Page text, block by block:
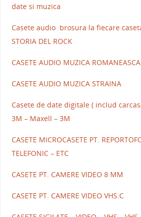
date si muzica
Casete audio brosura la fiecare
STORIA DEL ROCK
CASETE AUDIO MUZICA ROMANEASCA
CASETE AUDIO MUZICA STRAINA
Casete de date digitale ( includ
3M – Maxell – 3M
CASETE MICROCASETE PT.
TELEFONIC – ETC
CASETE PT. CAMERE VIDEO 8 MM
CASETE PT. CAMERE VIDEO VHS.C